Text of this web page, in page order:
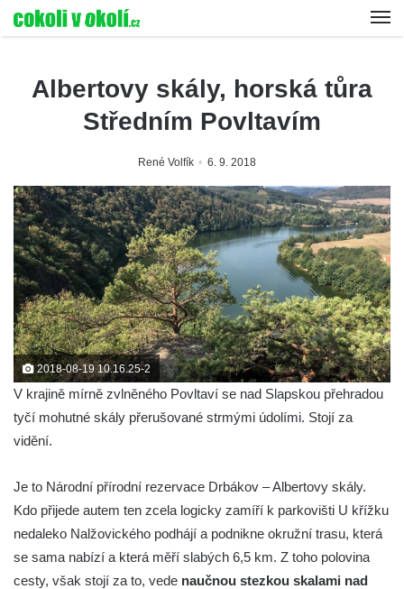
Albertovy skály, horská tůra
Středním Povltavím
René Volfík 6. 9. 2018
2018-08-19 10.16.25-2
V krajině mírně zvlněného Povltaví se nad Slapskou přehradou
tyčí mohutné skály přerušované strmými údolími. Stojí za
vidění.
Je to Národní přírodní rezervace Drbákov – Albertovy skály.
Kdo přijede autem ten zcela logicky zamíří k parkovišti U křížku
nedaleko Nalžovického podhájí a podnikne okružní trasu, která
se sama nabízí a která měří slabých 6,5 km. Z toho polovina
cesty, však stojí za to, vede naučnou stezkou skalami nad